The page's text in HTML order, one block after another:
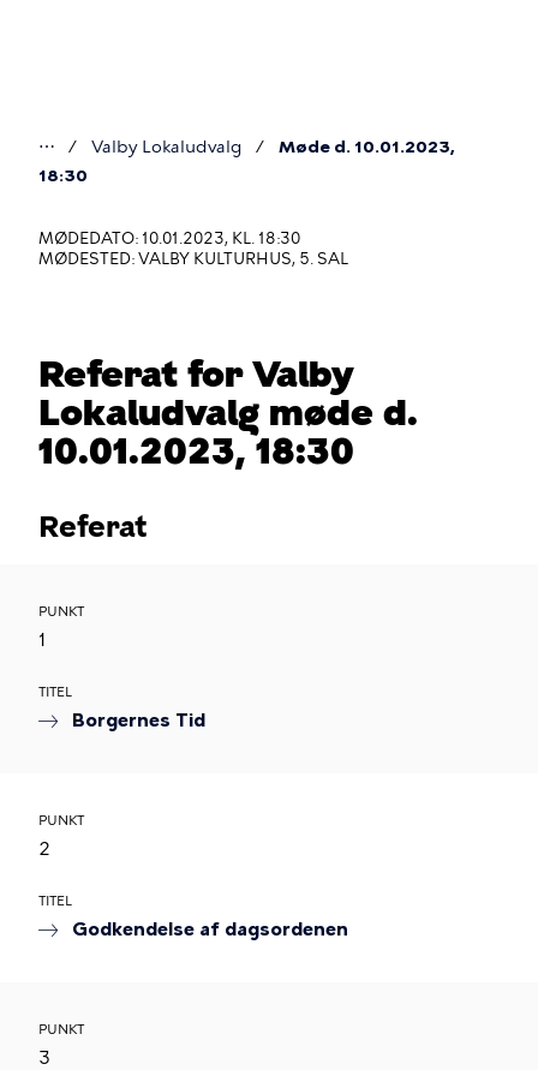
Du
her
⋯ Valby Lokaludvalg
Møde d. 10.01.2023,
18:30
MØDEDATO: 10.01.2023, KL. 18:30
MØDESTED: VALBY KULTURHUS, 5. SAL
Referat for Valby
Lokaludvalg møde d.
10.01.2023, 18:30
Referat
PUNKT
1
TITEL
Borgernes Tid
PUNKT
2
TITEL
Godkendelse af dagsordenen
PUNKT
3